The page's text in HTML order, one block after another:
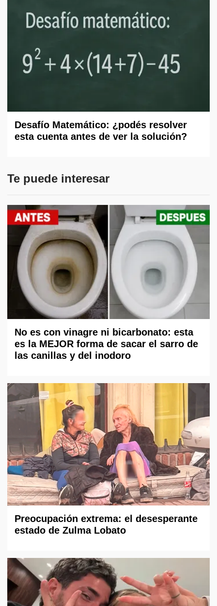
Desafío Matemático: ¿podés resolver
esta cuenta antes de ver la solución?
Te puede interesar
No es con vinagre ni bicarbonato: esta
es la MEJOR forma de sacar el sarro de
las canillas y del inodoro
Preocupación extrema: el desesperante
estado de Zulma Lobato